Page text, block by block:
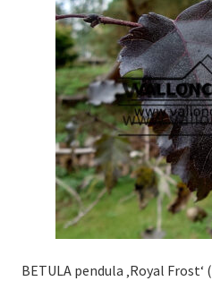
BETULA pendula ‚Royal